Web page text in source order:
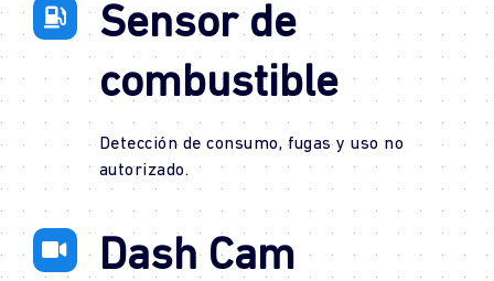
Sensor de
combustible
Detección de consumo, fugas y uso no
autorizado.
Dash Cam